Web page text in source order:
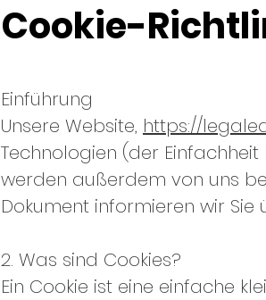
Cookie-
Einführung
Unsere Website, https://
Technologien (der
werden außerdem von uns
Dokument informieren wir
2. Was sind Cookies?
Ein Cookie ist eine einfache